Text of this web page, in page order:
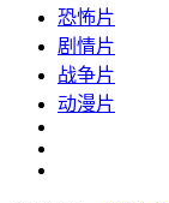
恐怖片
剧情片
战争片
动漫片